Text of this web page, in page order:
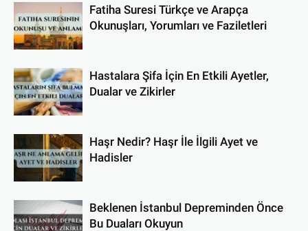
Fatiha Suresi Türkçe ve Arapça
Okunuşları, Yorumları ve Faziletleri
Hastalara Şifa İçin En Etkili Ayetler,
Dualar ve Zikirler
Haşr Nedir? Haşr İle İlgili Ayet ve
Hadisler
Beklenen İstanbul Depreminden Önce
Bu Duaları Okuyun